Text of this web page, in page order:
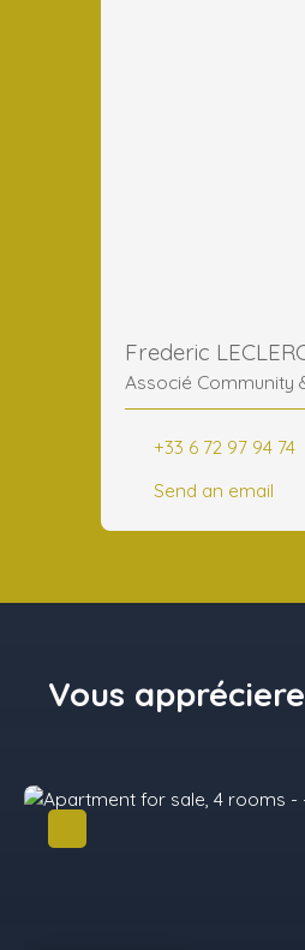
Associé Community
+33 6 72 97 94 74
Send an email
Vous